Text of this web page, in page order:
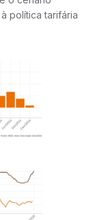
política tarifária